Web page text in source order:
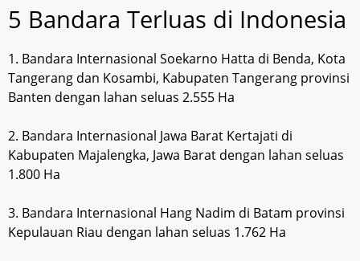
5 Bandara Terluas di Indonesia
1. Bandara Internasional Soekarno Hatta di Benda, Kota
Tangerang dan Kosambi, Kabupaten Tangerang provinsi
Banten dengan lahan seluas 2.555 Ha
2. Bandara Internasional Jawa Barat Kertajati di
Kabupaten Majalengka, Jawa Barat dengan lahan seluas
1.800 Ha
3. Bandara Internasional Hang Nadim di Batam provinsi
Kepulauan Riau dengan lahan seluas 1.762 Ha